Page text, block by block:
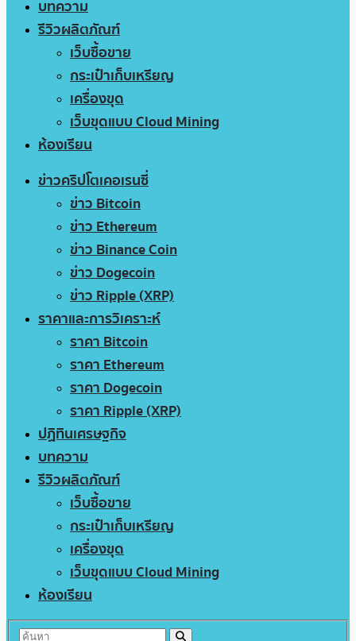
บทความ
รีวิวผลิตภัณฑ์
เว็บซื้อขาย
กระเป๋าเก็บเหรียญ
เครื่องขุด
เว็บขุดแบบ Cloud Mining
ห้องเรียน
ข่าวคริปโตเคอเรนซี่
ข่าว Bitcoin
ข่าว Ethereum
ข่าว Binance Coin
ข่าว Dogecoin
ข่าว Ripple (XRP)
ราคาและการวิเคราะห์
ราคา Bitcoin
ราคา Ethereum
ราคา Dogecoin
ราคา Ripple (XRP)
ปฏิทินเศรษฐกิจ
บทความ
รีวิวผลิตภัณฑ์
เว็บซื้อขาย
กระเป๋าเก็บเหรียญ
เครื่องขุด
เว็บขุดแบบ Cloud Mining
ห้องเรียน